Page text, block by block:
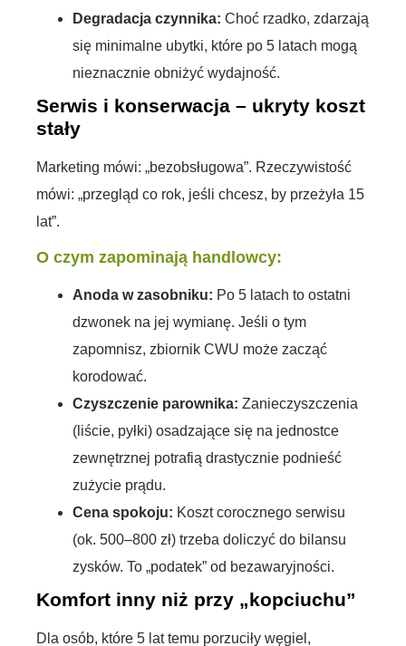
Degradacja czynnika: Choć rzadko, zdarzają
się minimalne ubytki, które po 5 latach mogą
nieznacznie obniżyć wydajność.
Serwis i konserwacja – ukryty koszt
stały
Marketing mówi: „bezobsługowa”. Rzeczywistość
mówi: „przegląd co rok, jeśli chcesz, by przeżyła 15
lat”.
O czym zapominają handlowcy:
Anoda w zasobniku: Po 5 latach to ostatni
dzwonek na jej wymianę. Jeśli o tym
zapomnisz, zbiornik CWU może zacząć
korodować.
Czyszczenie parownika: Zanieczyszczenia
(liście, pyłki) osadzające się na jednostce
zewnętrznej potrafią drastycznie podnieść
zużycie prądu.
Cena spokoju: Koszt corocznego serwisu
(ok. 500–800 zł) trzeba doliczyć do bilansu
zysków. To „podatek” od bezawaryjności.
Komfort inny niż przy „kopciuchu”
Dla osób, które 5 lat temu porzuciły węgiel,